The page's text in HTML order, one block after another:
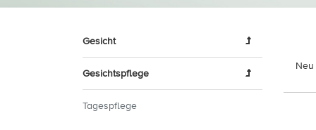
Gesicht
Gesichtspflege
Tagespflege